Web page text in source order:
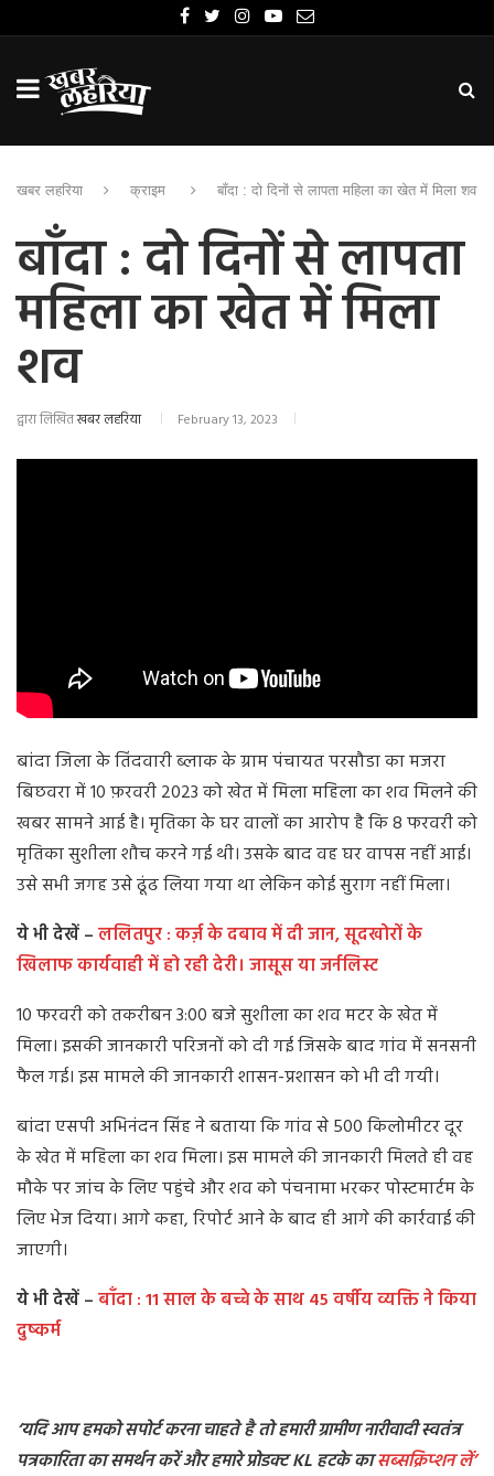
खबर लहरिया क्राइम बाँदा : दो दिनों से लापता महिला का खेत में मिला शव
बाँदा : दो दिनों से लापता
महिला का खेत में मिला
शव
द्वारा लिखितखबर लहरिया February 13, 2023
बांदा जिला के तिंदवारी ब्लाक के ग्राम पंचायत परसौडा का मजरा
बिछवरा में 10 फ़रवरी 2023 को खेत में मिला महिला का शव मिलने की
खबर सामने आई है। मृतिका के घर वालों का आरोप है कि 8 फरवरी को
मृतिका सुशीला शौच करने गई थी। उसके बाद वह घर वापस नहीं आई।
उसे सभी जगह उसे ढूंढ लिया गया था लेकिन कोई सुराग नहीं मिला।
ये भी देखें –ललितपुर : कर्ज़ के दबाव में दी जान, सूदखोरों के
खिलाफ कार्यवाही में हो रही देरी। जासूस या जर्नलिस्ट
10 फरवरी को तकरीबन 3:00 बजे सुशीला का शव मटर के खेत में
मिला। इसकी जानकारी परिजनों को दी गई जिसके बाद गांव में सनसनी
फैल गई। इस मामले की जानकारी शासन-प्रशासन को भी दी गयी।
बांदा एसपी अभिनंदन सिंह ने बताया कि गांव से 500 किलोमीटर दूर
के खेत में महिला का शव मिला। इस मामले की जानकारी मिलते ही वह
मौके पर जांच के लिए पहुंचे और शव को पंचनामा भरकर पोस्टमार्टम के
लिए भेज दिया। आगे कहा, रिपोर्ट आने के बाद ही आगे की कार्रवाई की
जाएगी।
ये भी देखें –बाँदा : 11 साल के बच्चे के साथ 45 वर्षीय व्यक्ति ने किया
दुष्कर्म
‘यदि आप हमको सपोर्ट करना चाहते है तो हमारी ग्रामीण नारीवादी स्वतंत्र
पत्रकारिता का समर्थन करें और हमारे प्रोडक्ट KL हटके कासब्सक्रिप्शनलें’